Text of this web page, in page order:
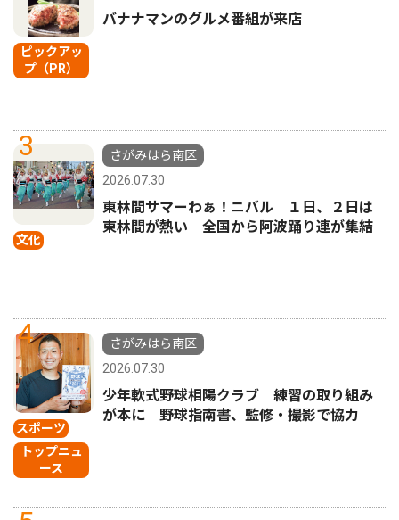
ピックアッ
プ（PR）
バナナマンのグルメ番組が来店
3
文化
さがみはら南区
2026.07.30
東林間サマーわぁ！ニバル １日、２日は
東林間が熱い 全国から阿波踊り連が集結
4
スポーツ
トップニュ
ース
さがみはら南区
2026.07.30
少年軟式野球相陽クラブ 練習の取り組み
が本に 野球指南書、監修・撮影で協力